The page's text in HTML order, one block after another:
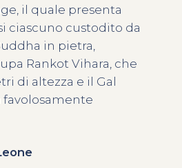
il quale presenta
ciascuno custodito da
in pietra,
Rankot Vihara, che
di altezza e il Gal
favolosamente